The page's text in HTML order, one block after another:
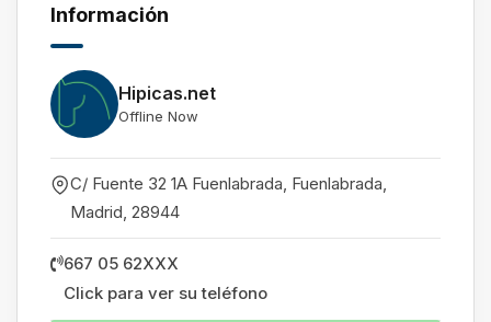
Información
Hipicas.net
Offline Now
C/ Fuente 32 1A Fuenlabrada, Fuenlabrada,
Madrid, 28944
667 05 62XXX
Click para ver su teléfono